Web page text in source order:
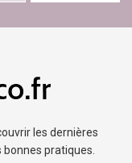
les dernières
bonnes pratiques.